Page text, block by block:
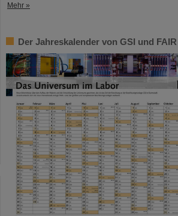
Mehr »
Der Jahreskalender von GSI und